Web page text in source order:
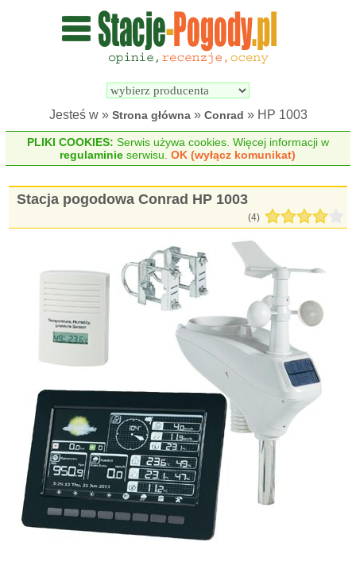
Wyszukiwarka
pogodowych
Jesteś w » Strona główna» Conrad » HP 1003
PLIKI COOKIES: Serwis używa cookies. Więcej informacji w
regulaminie serwisu.OK (wyłącz komunikat)
Stacja pogodowa Conrad HP 1003
(4)